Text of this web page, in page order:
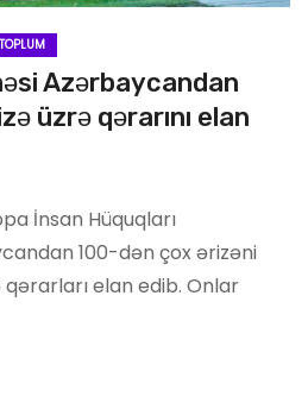
TOPLUM
Azərbaycandan
üzrə qərarını elan
İnsan Hüquqları
100-dən çox ərizəni
elan edib. Onlar